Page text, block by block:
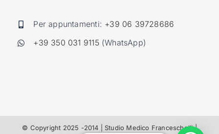
Per appuntamenti: +39 06 39728686
+39 350 031 9115(WhatsApp)
© Copyright 2025 -2014 | Studio Medico Franceschelli |